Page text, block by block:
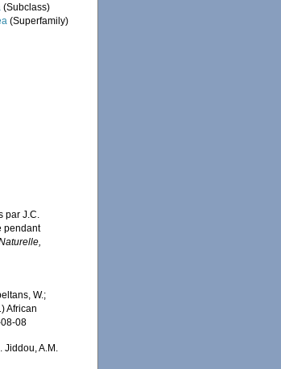
(Subclass)
(Superfamily)
par J.C.
pendant
W.;
African
08
Jiddou, A.M.